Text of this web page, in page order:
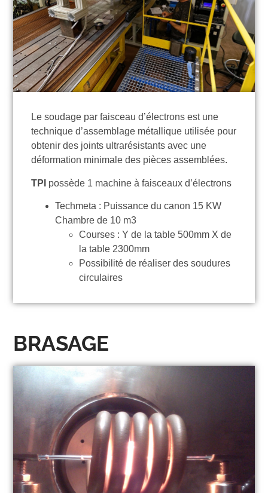
Le soudage par faisceau d’électrons est une
technique d’assemblage métallique utilisée pour
obtenir des joints ultrarésistants avec une
déformation minimale des pièces assemblées.
TPI possède 1 machine à faisceaux d’électrons
Techmeta : Puissance du canon 15 KW
Chambre de 10 m3
Courses : Y de la table 500mm X de
la table 2300mm
Possibilité de réaliser des soudures
circulaires
BRASAGE